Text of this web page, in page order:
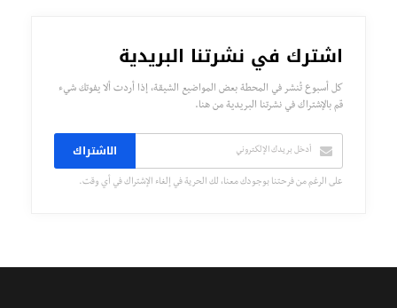
اشترك في نشرتنا البريدية
كل أسبوع تُنشر في المحطة بعض المواضيع الشيقة، إذا أردت ألا يفوتك شيء
قم بالإشتراك في نشرتنا البريدية من هنا.
الاشتراك
على الرغم من فرحتنا بوجودك معنا، لك الحرية في إلغاء الإشتراك في أي وقت.